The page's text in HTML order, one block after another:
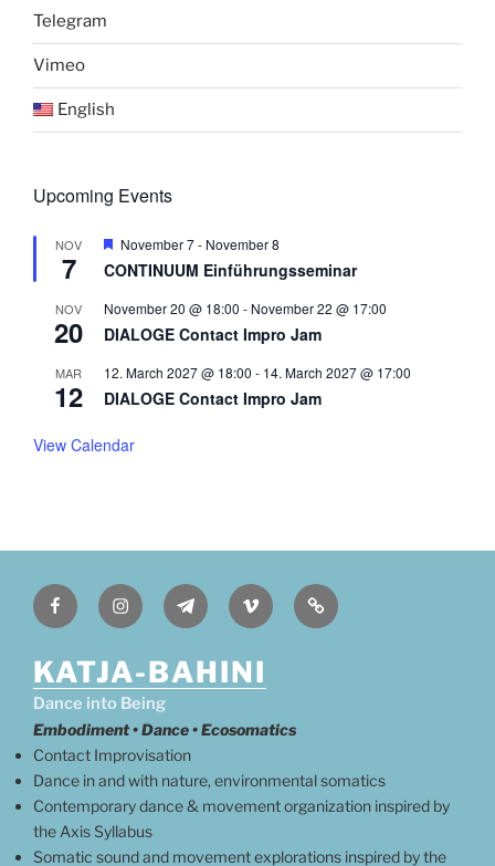
Telegram
Vimeo
English
Upcoming Events
NOV
7
F
e
a
u
r
d
November 7- November 8
CONTINUUM Einführungsseminar
NOV
20
November 20 @ 18:00 - November 22 @ 17:00
DIALOGE Contact Impro Jam
MAR
12
12. March 2027 @ 18:00 - 14. March 2027 @ 17:00
DIALOGE Contact Impro Jam
View Calendar
FacebookInstagramTelegramVimeo English
KATJA-BAHINI
Dance into Being
Embodiment •Dance • Ecosomatics
Contact Improvisation
Dance in and with nature, environmental somatics
Contemporary dance & movement organization inspired by
the Axis Syllabus
Somatic sound and movement explorations inspired by the